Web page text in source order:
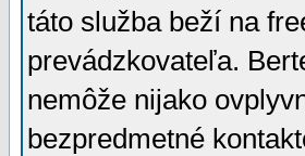
táto služba beží na
prevádzkovateľa.
nemôže nijako
bezpredmetné